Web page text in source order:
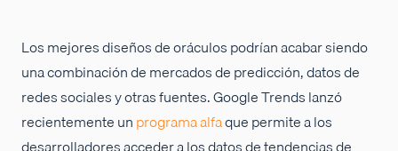
Los mejores diseños de oráculos podrían acabar siendo
una combinación de mercados de predicción, datos de
redes sociales y otras fuentes. Google Trends lanzó
recientemente unprograma alfaque permite a los